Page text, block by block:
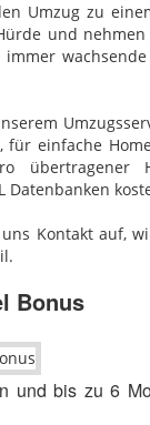
Umzug zu
und
für einfache
übertragener
Datenbanken
Kontakt auf,
Bonus
und bis zu 6